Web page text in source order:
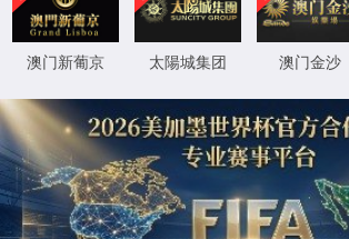
Module Error
3后页面自动跳转立即跳转